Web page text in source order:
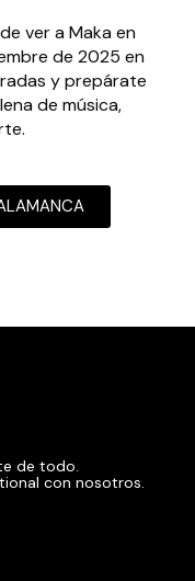
ver a Maka en
de 2025 en
y prepárate
de música,
de todo.
con nosotros.